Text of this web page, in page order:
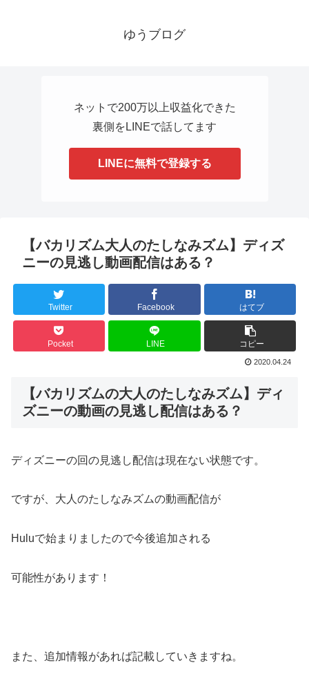
ゆうブログ
ネットで200万以上収益化できた
裏側をLINEで話してます
LINEに無料で登録する
【バカリズム大人のたしなみズム】ディズ
ニーの見逃し動画配信はある？
Twitter Facebook はてブ
Pocket LINE コピー
2020.04.24
【バカリズムの大人のたしなみズム】ディ
ズニーの動画の見逃し配信はある？
ディズニーの回の見逃し配信は現在ない状態です。
ですが、大人のたしなみズムの動画配信が
Huluで始まりましたので今後追加される
可能性があります！
また、追加情報があれば記載していきますね。